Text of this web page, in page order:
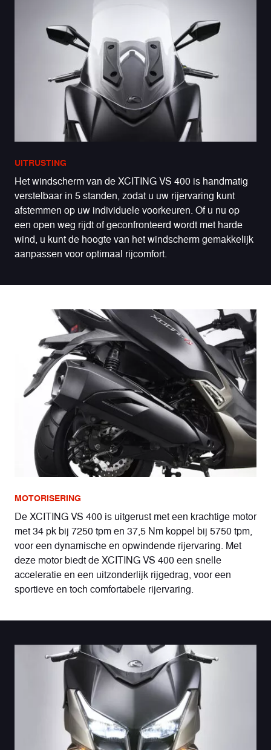
UITRUSTING
Het windscherm van de XCITING VS 400 is handmatig
verstelbaar in 5 standen, zodat u uw rijervaring kunt
afstemmen op uw individuele voorkeuren. Of u nu op
een open weg rijdt of geconfronteerd wordt met harde
wind, u kunt de hoogte van het windscherm gemakkelijk
aanpassen voor optimaal rijcomfort.
MOTORISERING
De XCITING VS 400 is uitgerust met een krachtige motor
met 34 pk bij 7250 tpm en 37,5 Nm koppel bij 5750 tpm,
voor een dynamische en opwindende rijervaring. Met
deze motor biedt de XCITING VS 400 een snelle
acceleratie en een uitzonderlijk rijgedrag, voor een
sportieve en toch comfortabele rijervaring.